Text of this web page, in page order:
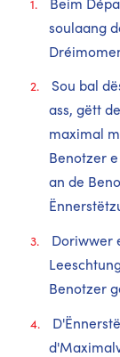
soulaang
Sou bal
ass, gëtt
maximal
Benotzer
an de
Doriwwer
Benotzer